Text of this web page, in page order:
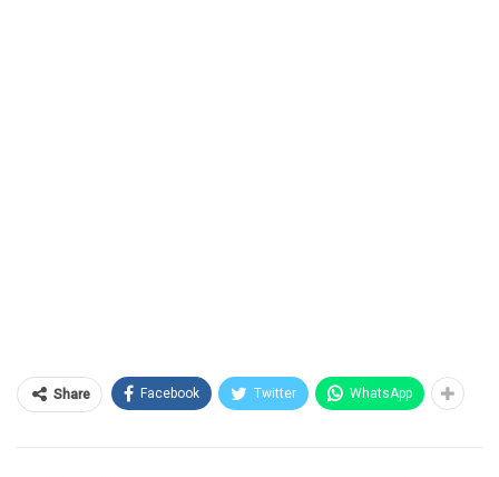
Share Facebook Twitter WhatsApp